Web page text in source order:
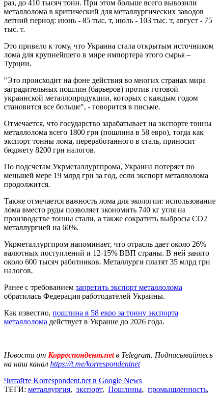
раз, до 410 тысяч тонн. При этом больше всего вывозили
металлолома в критический для металлургических заводов
летний период: июнь - 85 тыс. т, июль - 103 тыс. т, август - 75
тыс. т.
Это привело к тому, что Украина стала открытым источником
лома для крупнейшего в мире импортера этого сырья –
Турции.
"Это происходит на фоне действия во многих странах мира
заградительных пошлин (барьеров) против готовой
украинской металлопродукции, которых с каждым годом
становится все больше", - говорится в письме.
Отмечается, что государство зарабатывает на экспорте тонны
металлолома всего 1800 грн (пошлина в 58 евро), тогда как
экспорт тонны лома, переработанного в сталь, приносит
бюджету 8200 грн налогов.
По подсчетам Укрметаллургпрома, Украина потеряет по
меньшей мере 19 млрд грн за год, если экспорт металлолома
продолжится.
Также отмечается важность лома для экологии: использование
лома вместо руды позволяет экономить 740 кг угля на
производстве тонны стали, а также сократить выбросы CO2
металлургией на 60%.
Укрметаллургпром напоминает, что отрасль дает около 26%
валютных поступлений и 12-15% ВВП страны. В ней занято
около 600 тысяч работников. Металлурги платят 35 млрд грн
налогов.
Ранее с требованием запретить экспорт металлолома
обратилась Федерация работодателей Украины.
Как известно, пошлина в 58 евро за тонну экспорта
металлолома действует в Украине до 2026 года.
Новости от Корреспондент.netв Telegram. Подписывайтесь
на наш канал https://t.me/korrespondentnet
Читайте Korrespondent.net в Google News
ТЕГИ: металлургия, экспорт, Пошлины, промышленность,